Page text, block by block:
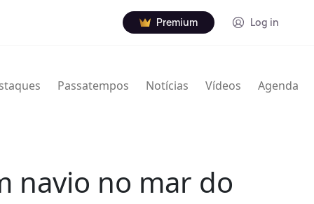
Premium Log in
Passatempos Notícias Vídeos Agenda
navio no mar do